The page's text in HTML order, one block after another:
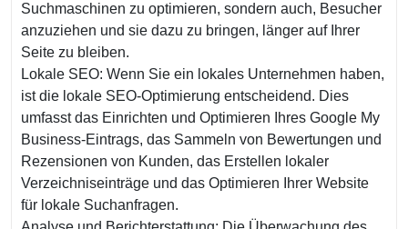
Suchmaschinen zu optimieren, sondern auch, Besucher
anzuziehen und sie dazu zu bringen, länger auf Ihrer
Seite zu bleiben.
Lokale SEO: Wenn Sie ein lokales Unternehmen haben,
ist die lokale SEO-Optimierung entscheidend. Dies
umfasst das Einrichten und Optimieren Ihres Google My
Business-Eintrags, das Sammeln von Bewertungen und
Rezensionen von Kunden, das Erstellen lokaler
Verzeichniseinträge und das Optimieren Ihrer Website
für lokale Suchanfragen.